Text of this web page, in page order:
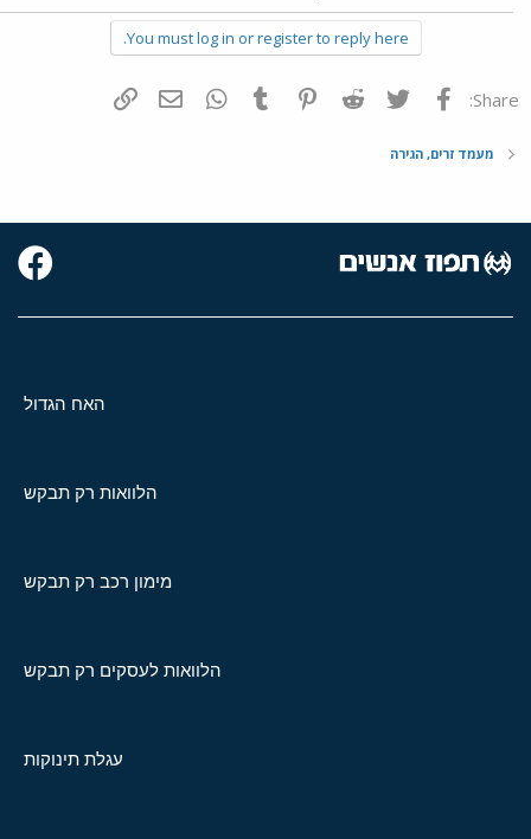
You must log in or register to reply here.
Share: פייסבוק Twitter
Reddit
Pinterest
Tumblr
WhatsAppדואר אלקטרוני
מעמד זרים, הגירה
האח הגדול
הלוואות רק תבקש
מימון רכב רק תבקש
הלוואות לעסקים רק תבקש
עגלת תינוקות